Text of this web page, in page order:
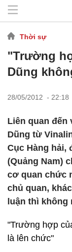
Thời sự
"Trường
Dũng
28/05/2012 - 22:18
Liên quan đến
Dũng từ
Cục Hàng hải,
(Quảng Nam)
cơ quan chức
chủ quan,
luận thì không
"Trường hợp
là lên chức"